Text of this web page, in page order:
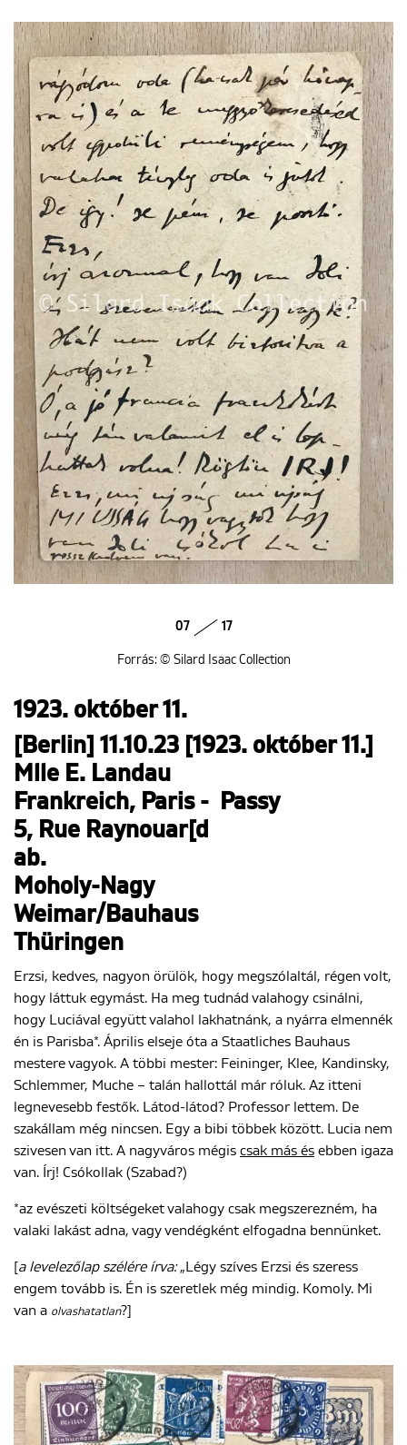
07 17
Forrás: © Silard Isaac Collection
1923. október 11.
[Berlin] 11.10.23 [1923. október 11.]
Mlle E. Landau
Frankreich, Paris - Passy
5, Rue Raynouar[d
ab.
Moholy-Nagy
Weimar/Bauhaus
Thüringen
Erzsi, kedves, nagyon örülök, hogy megszólaltál, régen volt,
hogy láttuk egymást. Ha meg tudnád valahogy csinálni,
hogy Luciával együtt valahol lakhatnánk, a nyárra elmennék
én is Parisba*. Április elseje óta a Staatliches Bauhaus
mestere vagyok. A többi mester: Feininger, Klee, Kandinsky,
Schlemmer, Muche – talán hallottál már róluk. Az itteni
legnevesebb festők. Látod-látod? Professor lettem. De
szakállam még nincsen. Egy a bibi többek között. Lucia nem
szivesen van itt. A nagyváros mégis csak más és ebben igaza
van. Írj! Csókollak (Szabad?)
*az evészeti költségeket valahogy csak megszerezném, ha
valaki lakást adna, vagy vendégként elfogadna bennünket.
[a levelezőlap szélére írva:„Légy szíves Erzsi és szeress
engem tovább is. Én is szeretlek még mindig. Komoly. Mi
van a olvashatatlan?]